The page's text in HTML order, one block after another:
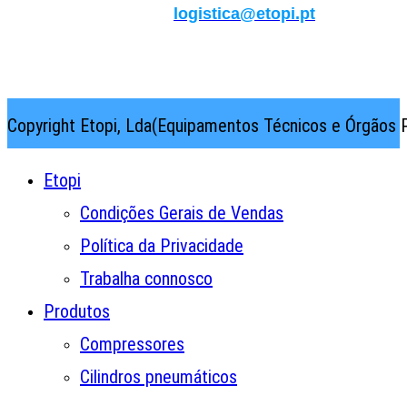
logistica@etopi.pt
Copyright Etopi, Lda(Equipamentos Técnicos e
Etopi
Condições Gerais de Vendas
Política da Privacidade
Trabalha connosco
Produtos
Compressores
Cilindros pneumáticos